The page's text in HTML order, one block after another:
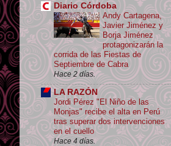
Diario Córdoba
Andy Cartagena,
Javier Jiménez y
Borja Jiménez
protagonizarán la
corrida de las Fiestas de
Septiembre de Cabra
Hace 2 días.
LA RAZÓN
Jordi Pérez "El Niño de las
Monjas" recibe el alta en Perú
tras superar dos intervenciones
en el cuello
Hace 4 días.